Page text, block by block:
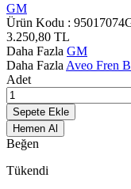
GM
Ürün Kodu :
3.250,80 TL
Daha Fazla GM
Daha Fazla Aveo Fren
Adet
Sepete Ekle
Hemen Al
Beğen
Tükendi